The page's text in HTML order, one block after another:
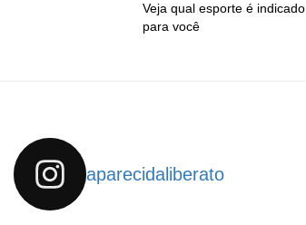
Veja qual esporte é indicado
para você
aparecidaliberato